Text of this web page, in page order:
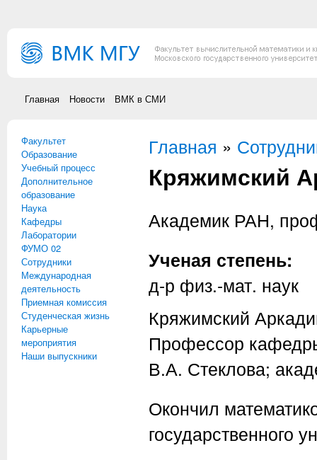
Главная Новости ВМК в СМИ
Факультет
Образование
Учебный процесс
Дополнительное
образование
Наука
Кафедры
Лаборатории
ФУМО 02
Сотрудники
Международная
деятельность
Приемная комиссия
Студенческая жизнь
Карьерные
мероприятия
Наши выпускники
Вы здесь
Главная »
Кряжимский
Академик РАН,
Ученая степень:
д-р физ.-мат. наук
Кряжимский
Профессор
В.А. Стеклова;
Окончил
государственного